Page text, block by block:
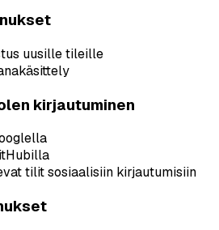
uusille tileille
kirjautuminen
tilit sosiaalisiin kirjautumisiin